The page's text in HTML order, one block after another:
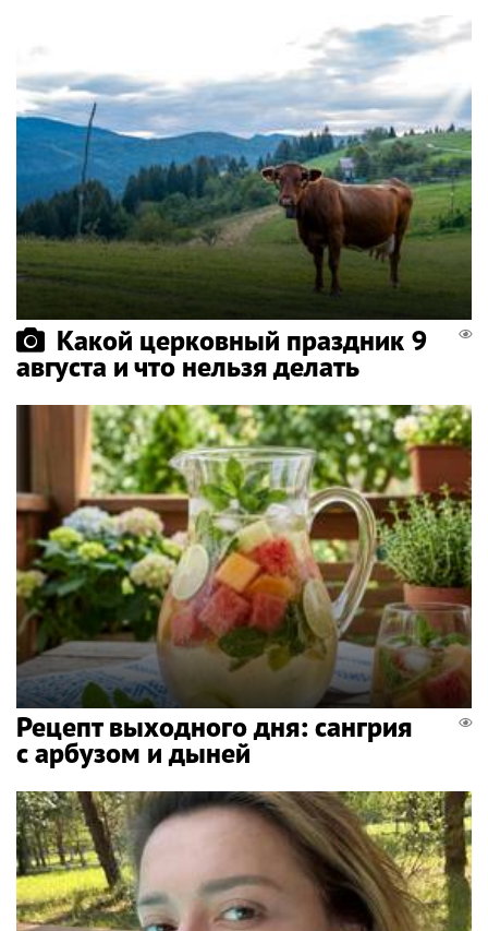
Какой церковный праздник 9
августа и что нельзя делать
Рецепт выходного дня: сангрия
с арбузом и дыней